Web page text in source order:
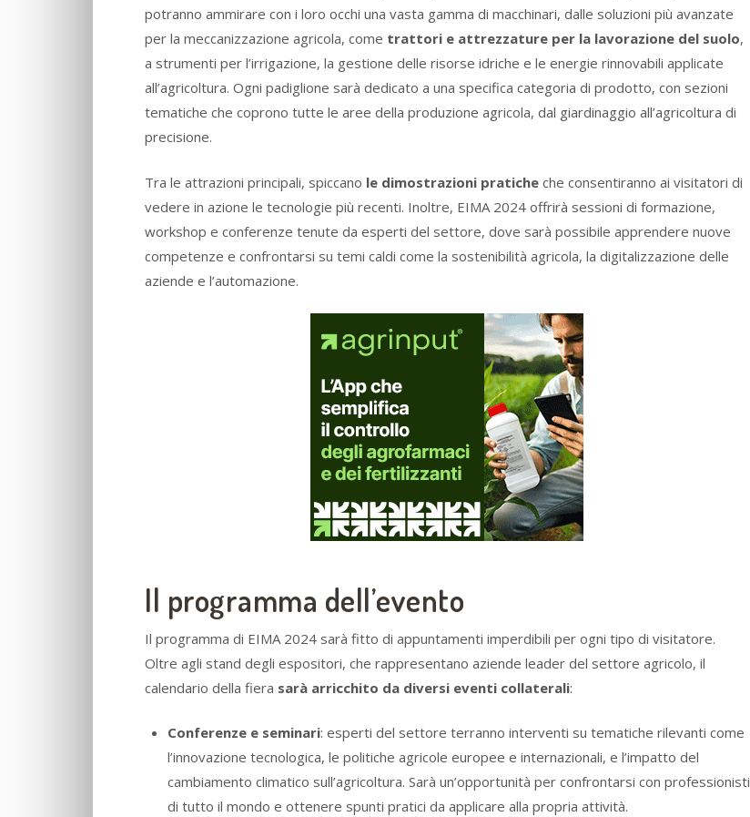
potranno ammirare con i loro occhi una vasta gamma di macchinari, dalle soluzioni più avanzate
per la meccanizzazione agricola, come trattori e attrezzature per la lavorazione del suolo,
a strumenti per l’irrigazione, la gestione delle risorse idriche e le energie rinnovabili applicate
all’agricoltura. Ogni padiglione sarà dedicato a una specifica categoria di prodotto, con sezioni
tematiche che coprono tutte le aree della produzione agricola, dal giardinaggio all’agricoltura di
precisione.
Tra le attrazioni principali, spiccano le dimostrazioni pratiche che consentiranno ai visitatori di
vedere in azione le tecnologie più recenti. Inoltre, EIMA 2024 offrirà sessioni di formazione,
workshop e conferenze tenute da esperti del settore, dove sarà possibile apprendere nuove
competenze e confrontarsi su temi caldi come la sostenibilità agricola, la digitalizzazione delle
aziende e l’automazione.
Il programma dell’evento
Il programma di EIMA 2024 sarà fitto di appuntamenti imperdibili per ogni tipo di visitatore.
Oltre agli stand degli espositori, che rappresentano aziende leader del settore agricolo, il
calendario della fiera sarà arricchito da diversi eventi collaterali:
Conferenze e seminari: esperti del settore terranno interventi su tematiche rilevanti come
l’innovazione tecnologica, le politiche agricole europee e internazionali, e l’impatto del
cambiamento climatico sull’agricoltura. Sarà un’opportunità per confrontarsi con professionisti
di tutto il mondo e ottenere spunti pratici da applicare alla propria attività.